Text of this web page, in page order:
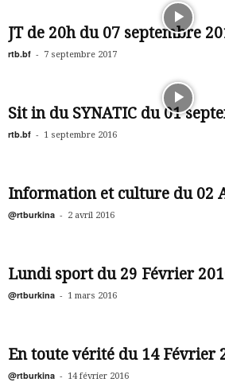
JT de 20h du 07 septembre
rtb.bf - 7 septembre 2017
Sit in du SYNATIC du 01
rtb.bf - 1 septembre 2016
Information et culture du 02
@rtburkina - 2 avril 2016
Lundi sport du 29 Février
@rtburkina - 1 mars 2016
En toute vérité du 14 Février
@rtburkina - 14 février 2016